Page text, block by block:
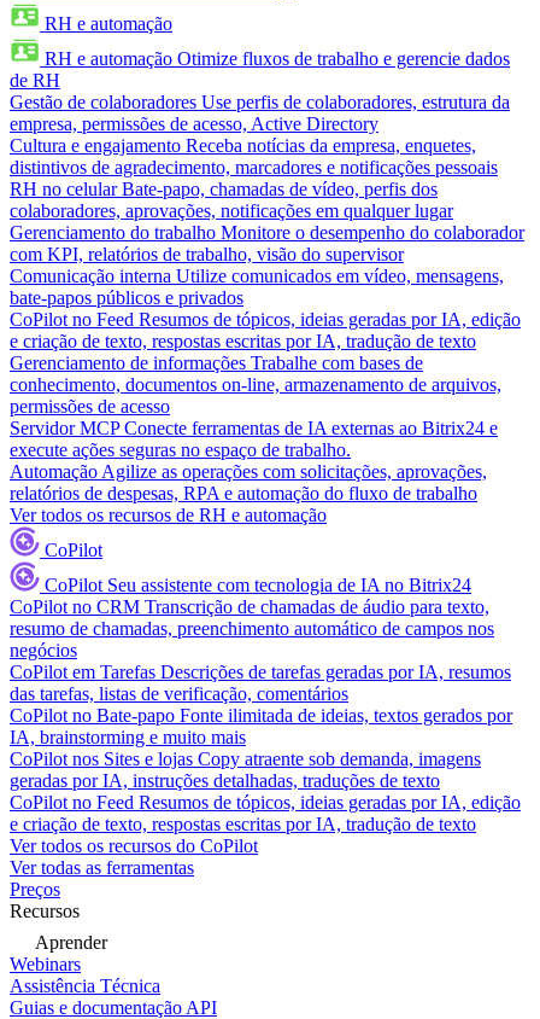
RH e automação
RH e automação Otimize fluxos de trabalho e gerencie dados
de RH
Gestão de colaboradores Use perfis de colaboradores, estrutura da
empresa, permissões de acesso, Active Directory
Cultura e engajamento Receba notícias da empresa, enquetes,
distintivos de agradecimento, marcadores e notificações pessoais
RH no celular Bate-papo, chamadas de vídeo, perfis dos
colaboradores, aprovações, notificações em qualquer lugar
Gerenciamento do trabalho Monitore o desempenho do colaborador
com KPI, relatórios de trabalho, visão do supervisor
Comunicação interna Utilize comunicados em vídeo, mensagens,
bate-papos públicos e privados
CoPilot no Feed Resumos de tópicos, ideias geradas por IA, edição
e criação de texto, respostas escritas por IA, tradução de texto
Gerenciamento de informações Trabalhe com bases de
conhecimento, documentos on-line, armazenamento de arquivos,
permissões de acesso
Servidor MCP Conecte ferramentas de IA externas ao Bitrix24 e
execute ações seguras no espaço de trabalho.
Automação Agilize as operações com solicitações, aprovações,
relatórios de despesas, RPA e automação do fluxo de trabalho
Ver todos os recursos de RH e automação
CoPilot
CoPilot Seu assistente com tecnologia de IA no Bitrix24
CoPilot no CRM Transcrição de chamadas de áudio para texto,
resumo de chamadas, preenchimento automático de campos nos
negócios
CoPilot em Tarefas Descrições de tarefas geradas por IA, resumos
das tarefas, listas de verificação, comentários
CoPilot no Bate-papo Fonte ilimitada de ideias, textos gerados por
IA, brainstorming e muito mais
CoPilot nos Sites e lojas Copy atraente sob demanda, imagens
geradas por IA, instruções detalhadas, traduções de texto
CoPilot no Feed Resumos de tópicos, ideias geradas por IA, edição
e criação de texto, respostas escritas por IA, tradução de texto
Ver todos os recursos do CoPilot
Ver todas as ferramentas
Preços
Recursos
Aprender
Webinars
Assistência Técnica
Guias e documentação API